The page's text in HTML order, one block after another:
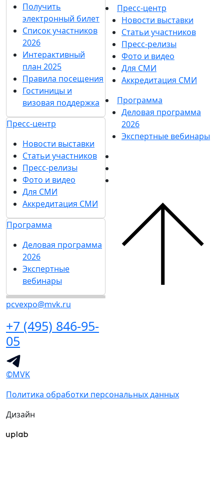
Получить
электронный билет
Список участников
2026
Интерактивный
план 2025
Правила посещения
Гостиницы и
визовая поддержка
Пресс-центр
Новости выставки
Статьи участников
Пресс-релизы
Фото и видео
Для СМИ
Аккредитация СМИ
Программа
Деловая программа
2026
Экспертные
вебинары
pcvexpo@mvk.ru
+7 (495) 846-95-
05
Пресс-центр
Новости выставки
Статьи участников
Пресс-релизы
Фото и видео
Для СМИ
Аккредитация СМИ
Программа
Деловая программа
2026
Экспертные вебинары
©MVK
Политика обработки персональных данных
Дизайн